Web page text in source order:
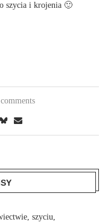
szycia i krojenia 🙂
szyciu,